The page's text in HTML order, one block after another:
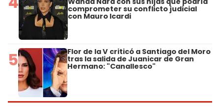
comprometer su conflicto judicial
con Mauro Icardi
5 Flor de la V criticó a Santiago del Moro
tras la salida de Juanicar de Gran
Hermano: "Canallesco"